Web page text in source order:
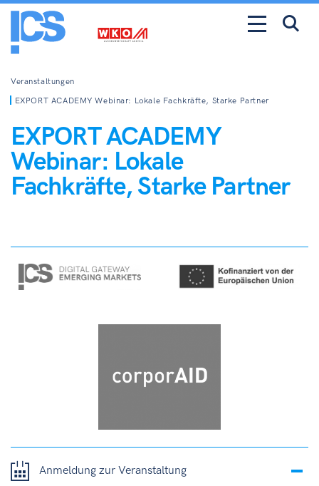
Veranstaltungen
EXPORT ACADEMY Webinar: Lokale Fachkräfte, Starke Partner
EXPORT ACADEMY
Webinar: Lokale
Fachkräfte, Starke Partner
Anmeldung zur Veranstaltung